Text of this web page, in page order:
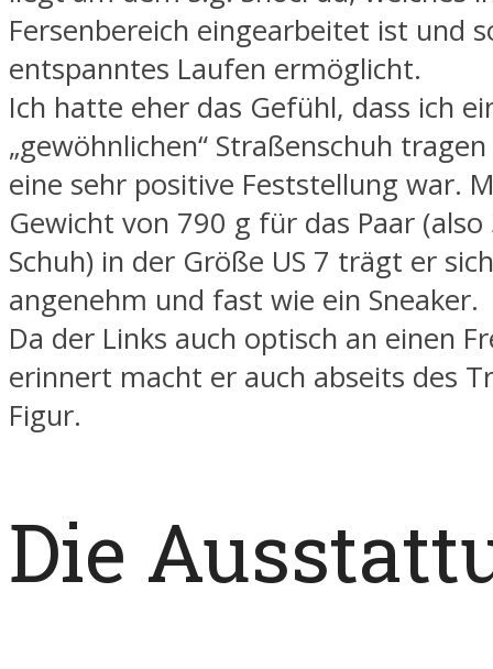
Fersenbereich eingearbeitet ist und
entspanntes Laufen ermöglicht.
Ich hatte eher das Gefühl, dass ich
„gewöhnlichen“ Straßenschuh
eine sehr positive Feststellung war.
Gewicht von 790 g für das Paar
Schuh) in der Größe US 7 trägt er
angenehm und fast wie ein Sneaker.
Da der Links auch optisch an einen
erinnert macht er auch abseits des
Figur.
Die